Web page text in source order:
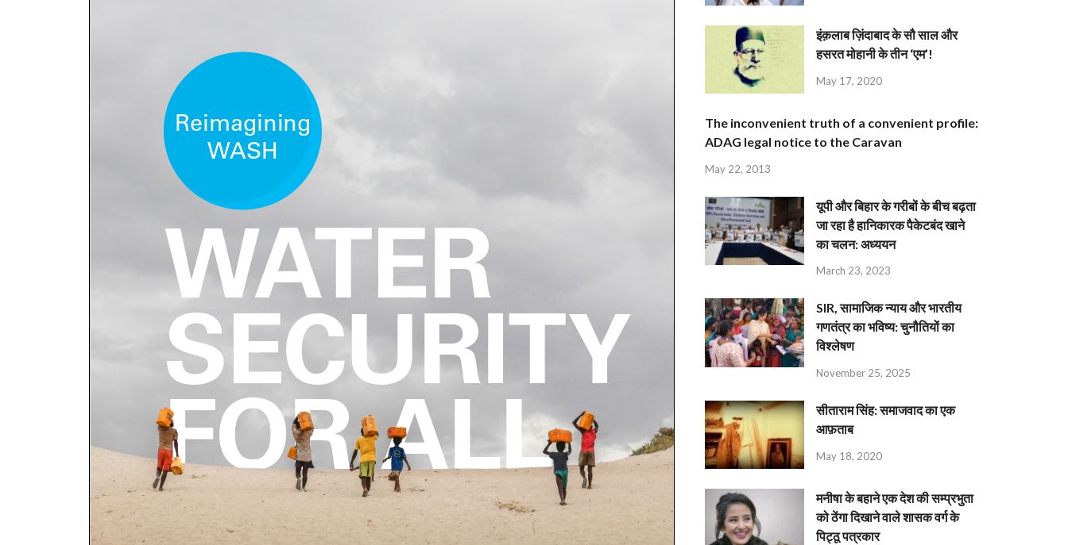
इंक़लाब ज़िंदाबाद के सौ साल और
हसरत मोहानी के तीन ‘एम’!
May 17, 2020
The inconvenient truth of a convenient profile:
ADAG legal notice to the Caravan
May 22, 2013
यूपी और बिहार के गरीबों के बीच बढ़ता
जा रहा है हानिकारक पैकेटबंद खाने
का चलन: अध्ययन
March 23, 2023
SIR, सामाजिक न्याय और भारतीय
गणतंत्र का भविष्य: चुनौतियों का
विश्लेषण
November 25, 2025
सीताराम सिंह: समाजवाद का एक
आफ़ताब
May 18, 2020
मनीषा के बहाने एक देश की सम्प्रभुता
को ठेंगा दिखाने वाले शासक वर्ग के
पिट्ठू पत्रकार